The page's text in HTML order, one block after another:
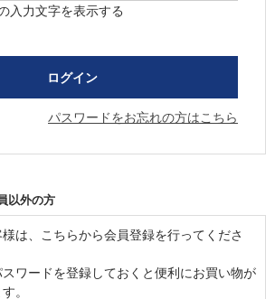
入力文字を表示する
パスワードをお忘れの方はこちら
以外の方
は、こちらから会員登録を行ってくださ
ワードを登録しておくと便利にお買い物が
。